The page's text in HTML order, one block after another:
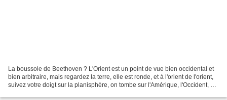
La boussole de Beethoven ? L'Orient est un point de vue bien occidental et
bien arbitraire, mais regardez la terre, elle est ronde, et à l'orient de l'orient,
suivez votre doigt sur la planisphère, on tombe sur l'Amérique, l'Occident, et